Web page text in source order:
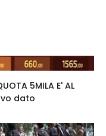
5MILA E' AL
dato